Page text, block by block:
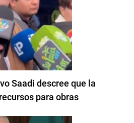
Saadi descree que la
para obras